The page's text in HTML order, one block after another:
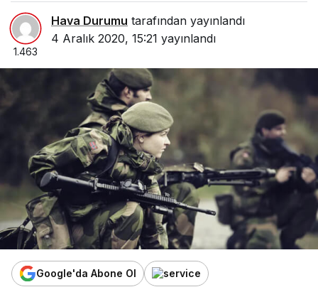
Hava Durumu tarafından yayınlandı
4 Aralık 2020, 15:21 yayınlandı
1.463
Google'da Abone Ol